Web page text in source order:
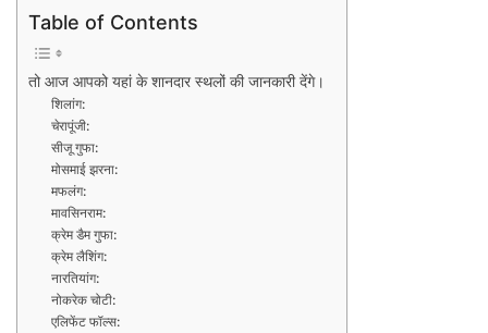
Table of Contents
तो आज आपको यहां के शानदार स्थलों की जानकारी देंगे।
शिलांग:
चेरापूंजी:
सीजू गुफा:
मोसमाई झरना:
मफलंग:
मावसिनराम:
क्रेम डैम गुफा:
क्रेम लैशिंग:
नारतियांग:
नोकरेक चोटी:
एलिफेंट फॉल्स: